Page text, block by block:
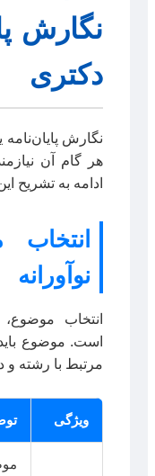
نگارش
دکتری
نگارش
هر گام آن
ادامه به تشریح
نوآورانه
انتخاب
است. موضوع
مرتبط با رشته
ویژگی